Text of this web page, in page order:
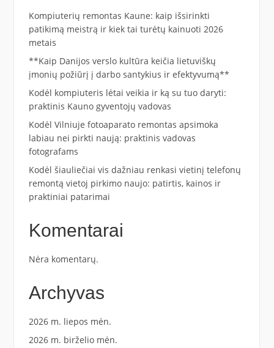
Kompiuterių remontas Kaune: kaip išsirinkti
patikimą meistrą ir kiek tai turėtų kainuoti 2026
metais
**Kaip Danijos verslo kultūra keičia lietuviškų
įmonių požiūrį į darbo santykius ir efektyvumą**
Kodėl kompiuteris lėtai veikia ir ką su tuo daryti:
praktinis Kauno gyventojų vadovas
Kodėl Vilniuje fotoaparato remontas apsimoka
labiau nei pirkti naują: praktinis vadovas
fotografams
Kodėl šiauliečiai vis dažniau renkasi vietinį telefonų
remontą vietoj pirkimo naujo: patirtis, kainos ir
praktiniai patarimai
Komentarai
Nėra komentarų.
Archyvas
2026 m. liepos mėn.
2026 m. birželio mėn.